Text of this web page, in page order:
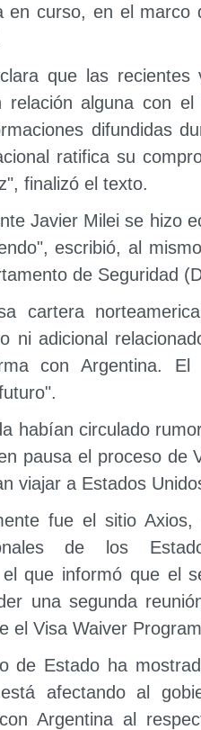
en curso, en el
que las
relación alguna con
difundidas
ratifica su
finalizó el texto.
Javier Milei se hizo
escribió, al
de Seguridad
cartera
ni adicional
con Argentina.
habían circulado
pausa el proceso de
viajar a Estados
fue el sitio
de los
el que informó que el
una segunda
el Visa Waiver
de Estado ha
afectando al
Argentina al